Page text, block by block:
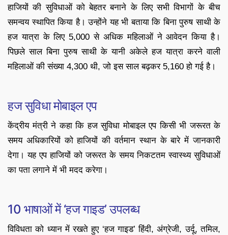
हाजियों की सुविधाओं को बेहतर बनाने के लिए सभी विभागों के बीच
समन्वय स्थापित किया है। उन्होंने यह भी बताया कि बिना पुरुष साथी के
हज यात्रा के लिए 5,000 से अधिक महिलाओं ने आवेदन किया है।
पिछले साल बिना पुरुष साथी के यानी अकेले हज यात्रा करने वाली
महिलाओं की संख्या 4,300 थी, जो इस साल बढ़कर 5,160 हो गई है।
हज सुविधा मोबाइल एप
केंद्रीय मंत्री ने कहा कि हज सुविधा मोबाइल एप किसी भी जरूरत के
समय अधिकारियों को हाजियों की वर्तमान स्थान के बारे में जानकारी
देगा। यह एप हाजियों को जरूरत के समय निकटतम स्वास्थ्य सुविधाओं
का पता लगाने में भी मदद करेगा।
10 भाषाओं में ‘हज गाइड’ उपलब्ध
विविधता को ध्यान में रखते हुए ‘हज गाइड’ हिंदी, अंग्रेजी, उर्दू, तमिल,